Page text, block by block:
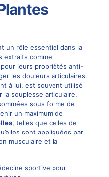
un rôle essentiel dans la
extraits comme
leurs propriétés anti-
les douleurs articulaires.
à lui, est souvent utilisé
souplesse articulaire.
sous forme de
un maximum de
, telles que celles de
sont appliquées par
musculaire et la
sportive pour